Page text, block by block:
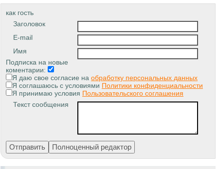
как гость
Заголовок
E-mail
Имя
Подписка на новые
коментарии:
Я даю свое согласие на обработку персональных данных
Я соглашаюсь с условиями Политики конфиденциальности
Я принимаю условия Пользовательского соглашения
Текст сообщения